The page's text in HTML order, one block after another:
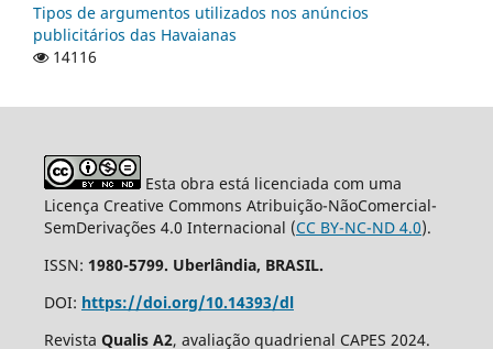
Tipos de argumentos utilizados nos anúncios
publicitários das Havaianas
14116
Esta obra está licenciada com uma
Licença Creative Commons Atribuição-NãoComercial-
SemDerivações 4.0 Internacional (CC BY-NC-ND 4.0).
ISSN: 1980-5799. Uberlândia, BRASIL.
DOI: https://doi.org/10.14393/dl
Revista Qualis A2, avaliação quadrienal CAPES 2024.